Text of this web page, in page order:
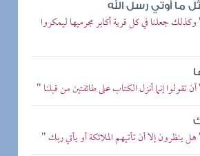
ما أوتي رسل الله
جعلنا في كل قرية أكابر مجرميها ليمكروا
تقولوا إنما أنزل الكتاب على طائفتين من قبلنا "
ينظرون إلا أن تأتيهم الملائكة أو يأتي ربك "